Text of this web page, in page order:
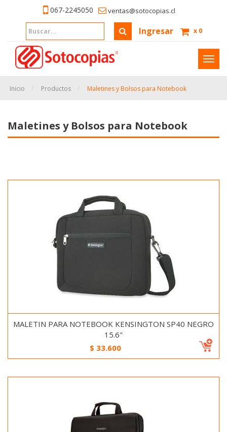
067-2245050 ventas@sotocopias.cl
Ingresar x 0
Inicio Productos Maletines y Bolsos para Notebook
Maletines y Bolsos para Notebook
MALETIN PARA NOTEBOOK KENSINGTON SP40 NEGRO
15.6"
$ 33.600